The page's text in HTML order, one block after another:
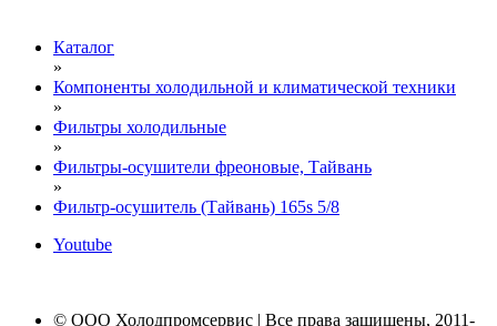
Каталог
»
Компоненты холодильной и климатической техники
»
Фильтры холодильные
»
Фильтры-осушители фреоновые, Тайвань
»
Фильтр-осушитель (Тайвань) 165s 5/8
Youtube
© ООО Холодпромсервис | Все права защищены, 2011-